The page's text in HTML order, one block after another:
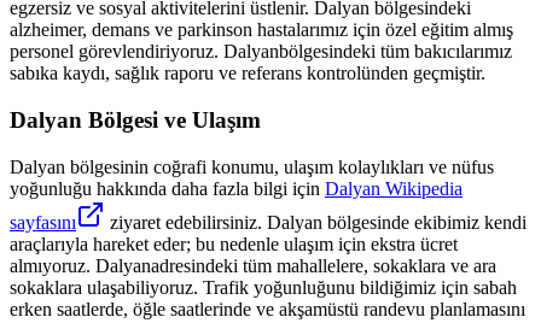
egzersiz ve sosyal aktivitelerini üstlenir. Dalyan bölgesindeki
alzheimer, demans ve parkinson hastalarımız için özel eğitim almış
personel görevlendiriyoruz. Dalyanbölgesindeki tüm bakıcılarımız
sabıka kaydı, sağlık raporu ve referans kontrolünden geçmiştir.
Dalyan Bölgesi ve Ulaşım
Dalyan bölgesinin coğrafi konumu, ulaşım kolaylıkları ve nüfus
yoğunluğu hakkında daha fazla bilgi için Dalyan Wikipedia
sayfasını
ziyaret edebilirsiniz. Dalyan bölgesinde ekibimiz kendi
araçlarıyla hareket eder; bu nedenle ulaşım için ekstra ücret
almıyoruz. Dalyanadresindeki tüm mahallelere, sokaklara ve ara
sokaklara ulaşabiliyoruz. Trafik yoğunluğunu bildiğimiz için sabah
erken saatlerde, öğle saatlerinde ve akşamüstü randevu planlamasını